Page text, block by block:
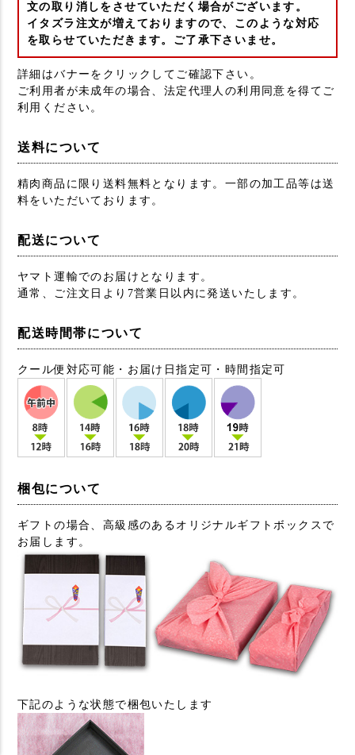
文の取り消しをさせていただく場合がございます。
イタズラ注文が増えておりますので、このような対応
を取らせていただきます。ご了承下さいませ。
詳細はバナーをクリックしてご確認下さい。
ご利用者が未成年の場合、法定代理人の利用同意を得てご
利用ください。
送料について
精肉商品に限り送料無料となります。一部の加工品等は送
料をいただいております。
配送について
ヤマト運輸でのお届けとなります。
通常、ご注文日より7営業日以内に発送いたします。
配送時間帯について
クール便対応可能・お届け日指定可・時間指定可
梱包について
ギフトの場合、高級感のあるオリジナルギフトボックスで
お届します。
下記のような状態で梱包いたします